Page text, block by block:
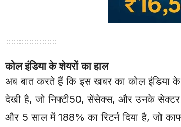
कोल इंडिया के शेयरों का हाल
अब बात करते हैं कि इस खबर का कोल इंडिया
देखी है, जो निफ्टी50, सेंसेक्स, और उनके
और 5 साल में 188% का रिटर्न दिया है, जो